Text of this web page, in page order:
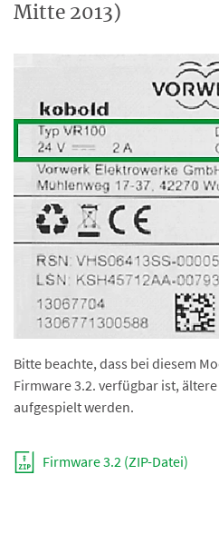
Mitte 2013)
Bitte beachte, dass bei diesem
Firmware 3.2. verfügbar ist,
aufgespielt werden.
Firmware 3.2 (ZIP-Datei)